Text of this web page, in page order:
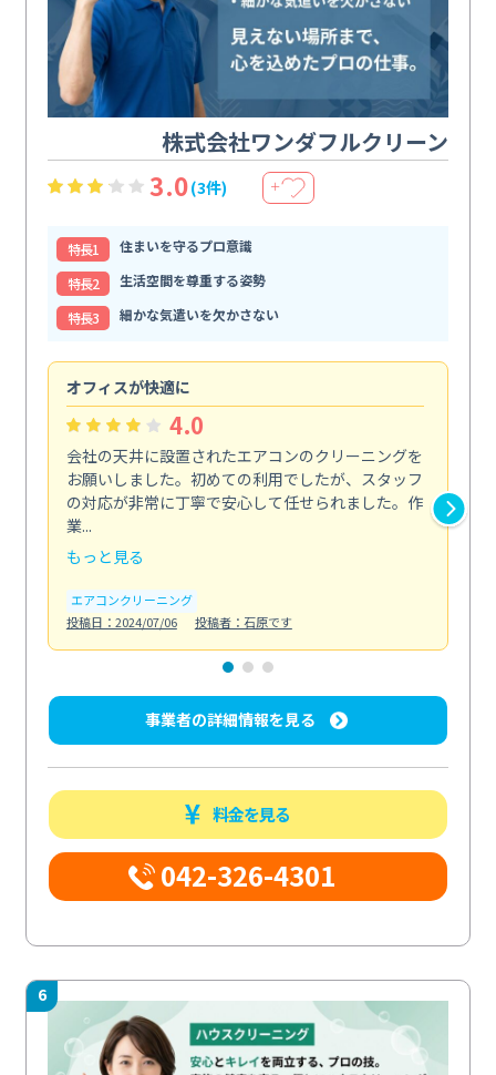
株式会社ワンダフルクリーン
3.0(3件) ＋
特⻑1
住まいを守るプロ意識
特⻑2
生活空間を尊重する姿勢
特⻑3
細かな気遣いを欠かさない
オフィスが快適に
4.0
会社の天井に設置されたエアコンのクリーニングを
お願いしました。初めての利用でしたが、スタッフ
の対応が非常に丁寧で安心して任せられました。作
業...
もっと見る
エアコンクリーニング
投稿日：2024/07/06
投稿者：石原です
事業者の詳細情報を見る
料金を見る
042-326-4301
6